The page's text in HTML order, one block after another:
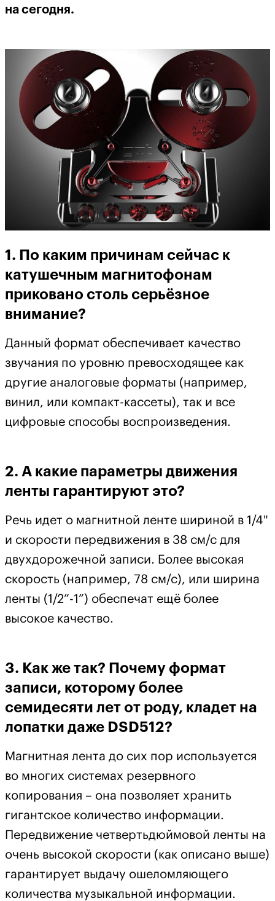
на сегодня.
1. По каким причинам сейчас к
катушечным магнитофонам
приковано столь серьёзное
внимание?
Данный формат обеспечивает качество
звучания по уровню превосходящее как
другие аналоговые форматы (например,
винил, или компакт-кассеты), так и все
цифровые способы воспроизведения.
2. А какие параметры движения
ленты гарантируют это?
Речь идет о магнитной ленте шириной в 1/4"
и скорости передвижения в 38 см/с для
двухдорожечной записи. Более высокая
скорость (например, 78 см/с), или ширина
ленты (1/2”-1”) обеспечат ещё более
высокое качество.
3. Как же так? Почему формат
записи, которому более
семидесяти лет от роду, кладет на
лопатки даже DSD512?
Магнитная лента до сих пор используется
во многих системах резервного
копирования – она позволяет хранить
гигантское количество информации.
Передвижение четвертьдюймовой ленты на
очень высокой скорости (как описано выше)
гарантирует выдачу ошеломляющего
количества музыкальной информации.